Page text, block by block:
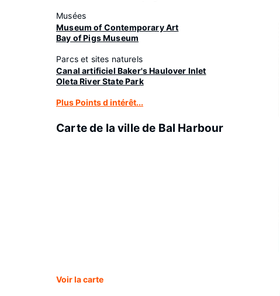
Musées
Museum of Contemporary Art
Bay of Pigs Museum
Parcs et sites naturels
Canal artificiel Baker's Haulover Inlet
Oleta River State Park
Plus Points d intérêt...
Carte de la ville de Bal Harbour
Voir la carte